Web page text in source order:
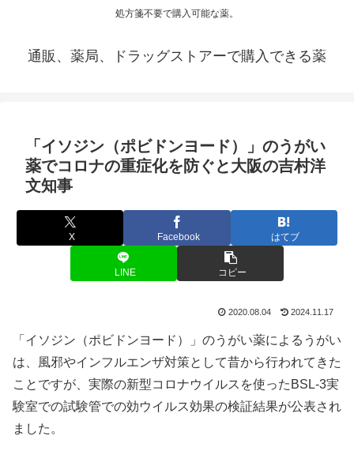
処方箋不要で購入可能な薬。
通販、薬局、ドラッグストアーで購入できる薬
「イソジン（ポビドンヨード）」のうがい
薬でコロナの重症化を防ぐと大阪の吉村洋
文知事
X Facebook はてブ
LINE コピー
2020.08.04 2024.11.17
「イソジン（ポビドンヨード）」のうがい薬によるうがい
は、風邪やインフルエンザ対策として昔から行われてきた
ことですが、実際の新型コロナウイルスを使ったBSL-3実
験室での試験管での効ウイルス効果の検証結果が公表され
ました。